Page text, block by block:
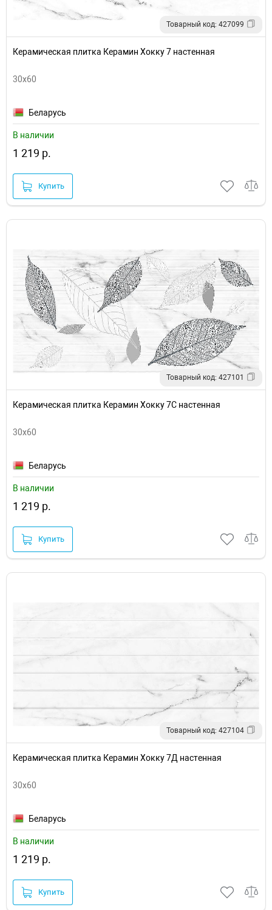
Товарный код: 427099
Керамическая плитка Керамин Хокку 7 настенная
30х60
Беларусь
В наличии
1 219 р.
Купить
Товарный код: 427101
Керамическая плитка Керамин Хокку 7С настенная
30х60
Беларусь
В наличии
1 219 р.
Купить
Товарный код: 427104
Керамическая плитка Керамин Хокку 7Д настенная
30х60
Беларусь
В наличии
1 219 р.
Купить